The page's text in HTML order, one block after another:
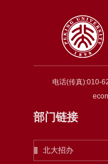
电话(传真):010-
部门链接
北大招办